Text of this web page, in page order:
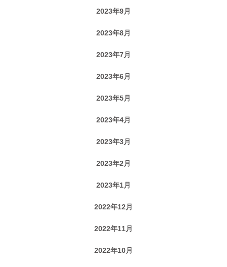
2023年9月
2023年8月
2023年7月
2023年6月
2023年5月
2023年4月
2023年3月
2023年2月
2023年1月
2022年12月
2022年11月
2022年10月